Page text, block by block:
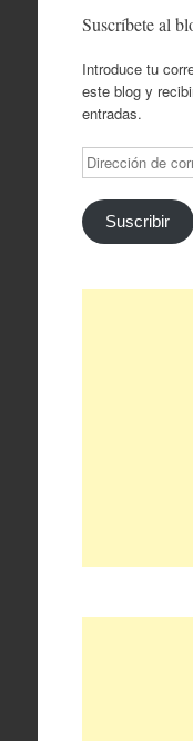
Suscríbete al
Introduce tu
este blog y
entradas.
Dirección
de
correo
electrónico
Suscribir